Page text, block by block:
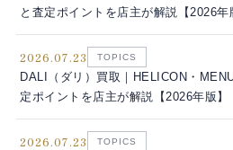
と査定ポイントを店主が解説【2026年
2026.07.23 TOPICS
DALI（ダリ）買取｜HELICON・
定ポイントを店主が解説【2026年版】
2026.07.23 TOPICS